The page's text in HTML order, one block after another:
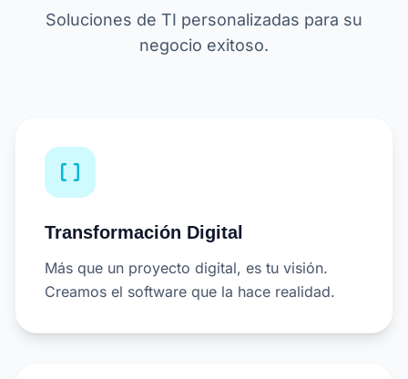
Soluciones de TI personalizadas para su
negocio exitoso.
data_array
Transformación Digital
Más que un proyecto digital, es tu visión.
Creamos el software que la hace realidad.